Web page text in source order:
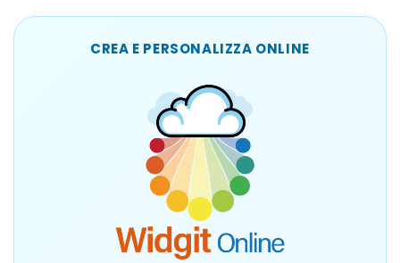
CREA E PERSONALIZZA ONLINE